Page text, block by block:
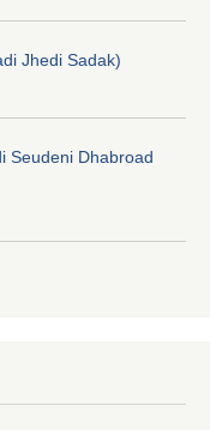
Jhedi Sadak)
Seudeni Dhabroad